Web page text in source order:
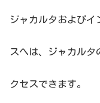
ジャカルタおよびイ
スへは、ジャカルタ
クセスできます。